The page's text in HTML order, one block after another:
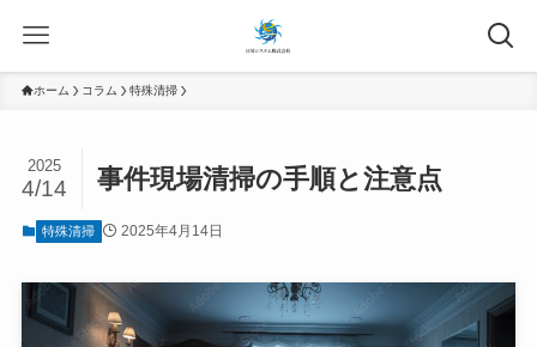
ホーム コラム 特殊清掃
事件現場清掃の手順と注意点
2025
4/14
特殊清掃 2025年4月14日